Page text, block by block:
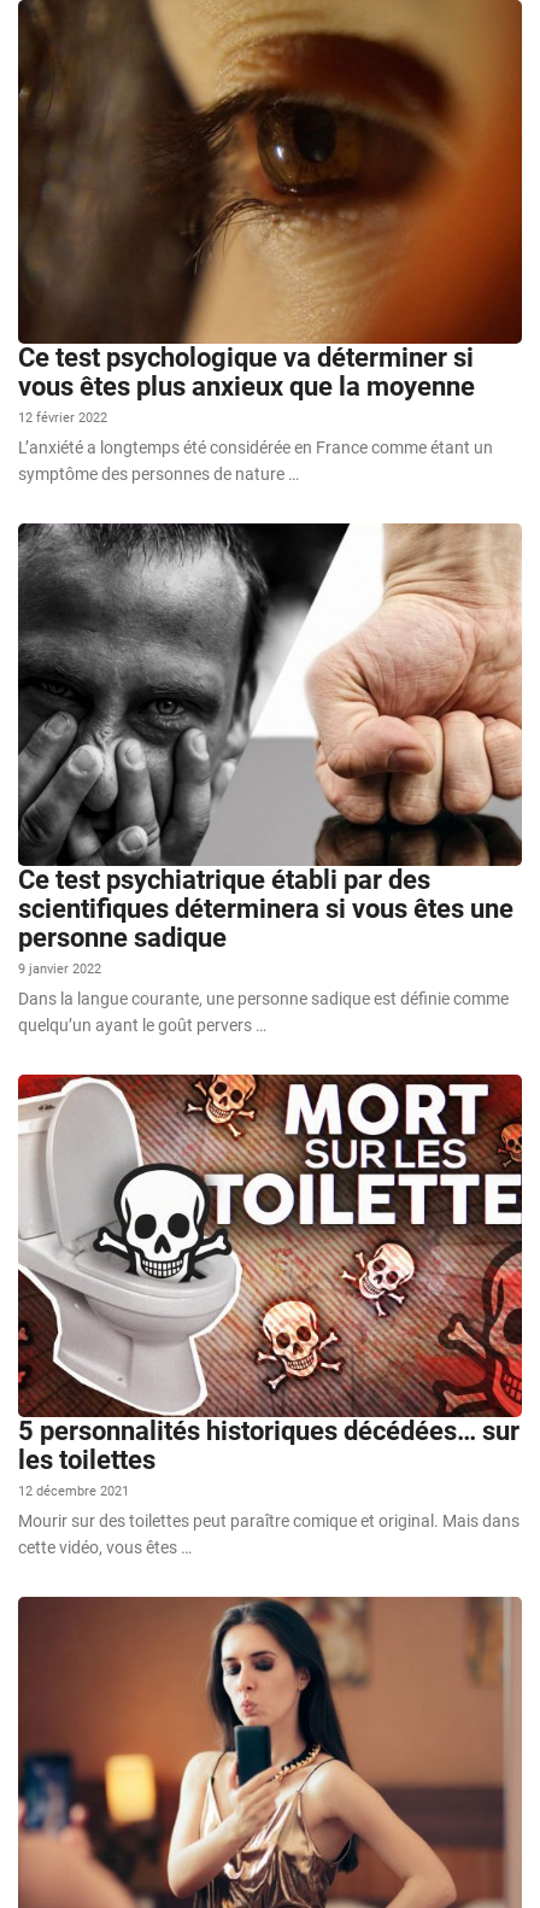
Ce test psychologique va déterminer si
vous êtes plus anxieux que la moyenne
12 février 2022
L’anxiété a longtemps été considérée en France comme étant un
symptôme des personnes de nature …
Ce test psychiatrique établi par des
scientifiques déterminera si vous êtes une
personne sadique
9 janvier 2022
Dans la langue courante, une personne sadique est définie comme
quelqu’un ayant le goût pervers …
5 personnalités historiques décédées… sur
les toilettes
12 décembre 2021
Mourir sur des toilettes peut paraître comique et original. Mais dans
cette vidéo, vous êtes …